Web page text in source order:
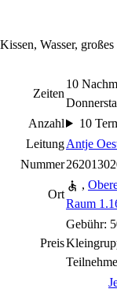
Kissen, Wasser,
Zeiten
10
Anzahl
10
LeitungAntje
Nummer
Ort
,
Raum
Preis
Gebühr: